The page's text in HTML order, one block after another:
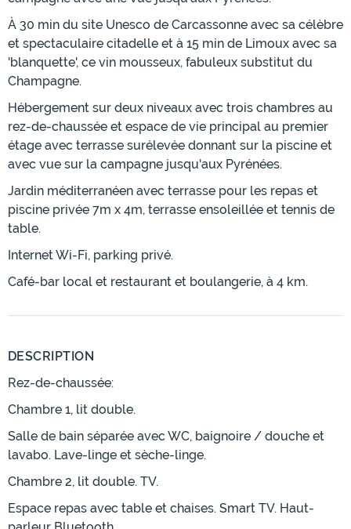
À 30 min du site Unesco de Carcassonne avec sa célèbre
et spectaculaire citadelle et à 15 min de Limoux avec sa
'blanquette', ce vin mousseux, fabuleux substitut du
Champagne.
Hébergement sur deux niveaux avec trois chambres au
rez-de-chaussée et espace de vie principal au premier
étage avec terrasse surélevée donnant sur la piscine et
avec vue sur la campagne jusqu'aux Pyrénées.
Jardin méditerranéen avec terrasse pour les repas et
piscine privée 7m x 4m, terrasse ensoleillée et tennis de
table.
Internet Wi-Fi, parking privé.
Café-bar local et restaurant et boulangerie, à 4 km.
DESCRIPTION
Rez-de-chaussée:
Chambre 1, lit double.
Salle de bain séparée avec WC, baignoire / douche et
lavabo. Lave-linge et sèche-linge.
Chambre 2, lit double. TV.
Espace repas avec table et chaises. Smart TV. Haut-